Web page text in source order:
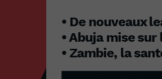
• De nouveaux
• Abuja mise
• Zambie, la